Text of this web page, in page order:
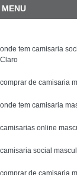
Plus Size
Slim Fit
Social Masculina
Fit
Fit
de Linho
Masculina
MENU
onde tem camisaria
Claro
comprar de camisaria
onde tem camisaria
camisarias online
camisaria social
comprar de camisaria